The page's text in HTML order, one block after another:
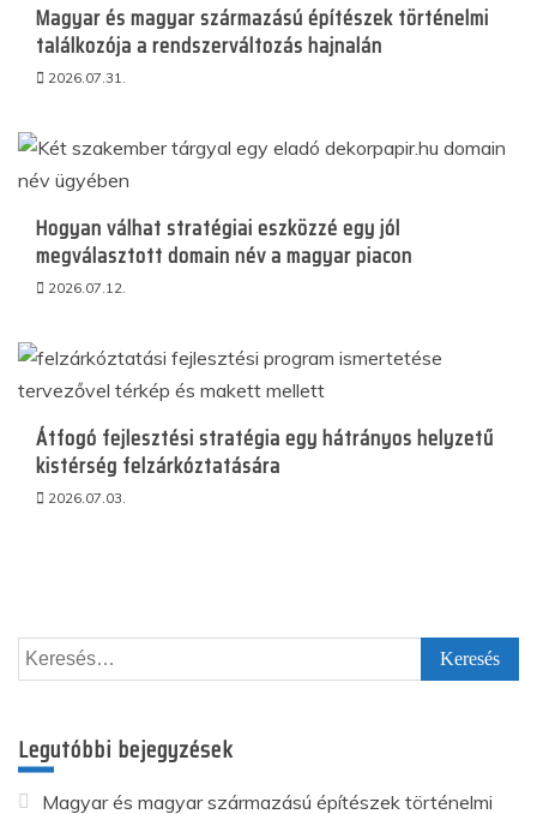
Magyar és magyar származású építészek történelmi
találkozója a rendszerváltozás hajnalán
2026.07.31.
Hogyan válhat stratégiai eszközzé egy jól
megválasztott domain név a magyar piacon
2026.07.12.
Átfogó fejlesztési stratégia egy hátrányos helyzetű
kistérség felzárkóztatására
2026.07.03.
Keresés:
Legutóbbi bejegyzések
Magyar és magyar származású építészek történelmi